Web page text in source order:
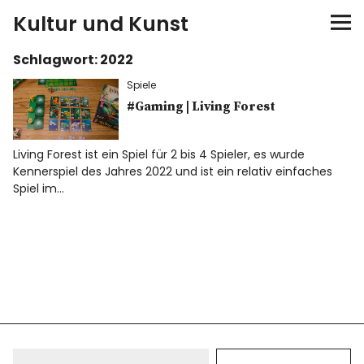
Kultur und Kunst
kultur & kunst
Ausstellungen
Spiele
Konzerte
Schlagwort:2022
Spiele
#Gaming | Living Forest
Living Forest ist ein Spiel für 2 bis 4 Spieler, es wurde
Kennerspiel des Jahres 2022 und ist ein relativ einfaches
Spiel im…